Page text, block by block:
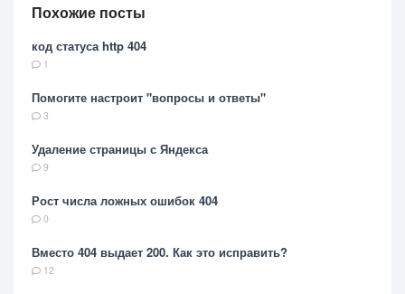
Похожие посты
код статуса http 404
1
Помогите настроит "вопросы и ответы"
3
Удаление страницы с Яндекса
9
Рост числа ложных ошибок 404
0
Вместо 404 выдает 200. Как это исправить?
12